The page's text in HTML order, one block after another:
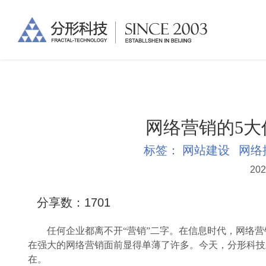
网络营销的5
标签： 网站建设 网络
分享数： 1701
任何企业都离不开“营销”二字。在信息时代，网络营
在强大的网络营销面前显得单薄了许多。今天，分形科
在。